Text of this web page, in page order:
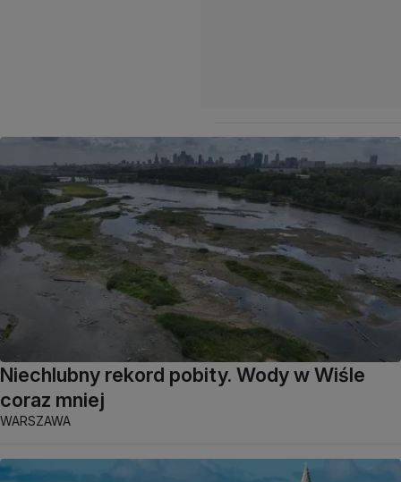
Niechlubny rekord pobity. Wody w Wiśle
coraz mniej
WARSZAWA